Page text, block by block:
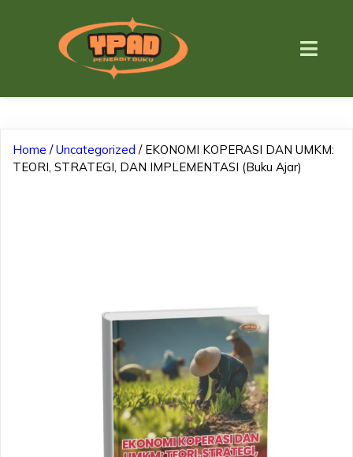
Home /Uncategorized / EKONOMI KOPERASI DAN UMKM:
TEORI, STRATEGI, DAN IMPLEMENTASI (Buku Ajar)